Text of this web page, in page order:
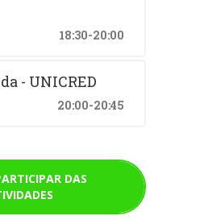
18:30-20:00
- UNICRED
20:00-20:45
DAS